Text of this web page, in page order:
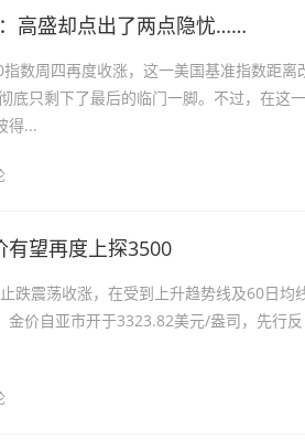
高盛却点出了两点隐忧……
数周四再度收涨，这一美国基准指数距离
底只剩下了最后的临门一脚。不过，在这一
得...
有望再度上探3500
跌震荡收涨，在受到上升趋势线及60日均
价自亚市开于3323.82美元/盎司，先行反